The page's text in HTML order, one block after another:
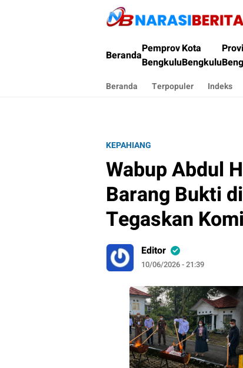
Narasi Berita
BerandaPemprov
Bengkulu
Kota
Bengkulu
Beranda Terpopuler Indeks
KEPAHIANG
Wabup Abdul
Barang Bukti
Tegaskan
Editor
10/06/2026 - 21:39